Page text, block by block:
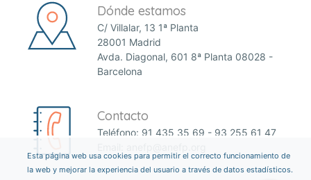
Dónde estamos
C/ Villalar, 13 1ª Planta
28001 Madrid
Avda. Diagonal, 601 8ª Planta 08028 -
Barcelona
Contacto
Teléfono: 91 435 35 69 - 93 255 61 47
Esta página web usa cookies para permitir el correcto funcionamiento de
la web y mejorar la experiencia del usuario a través de datos estadísticos.